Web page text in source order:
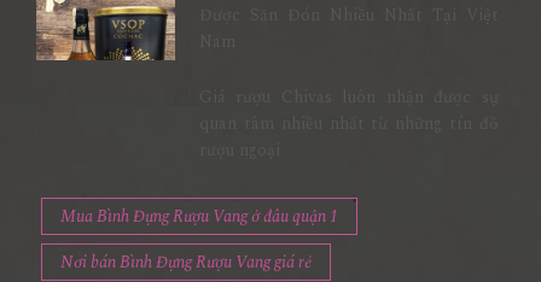
Được Săn Đón Nhiều Nhất Tại Việt
Mua Bình Đựng Rượu Vang ở đâu quận 1
Nơi bán Bình Đựng Rượu Vang giá rẻ